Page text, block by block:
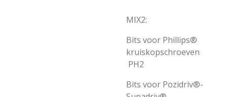
MIX2:
Bits voor Phillips®
kruiskopschroeven
PH2
Bits voor Pozidriv®-